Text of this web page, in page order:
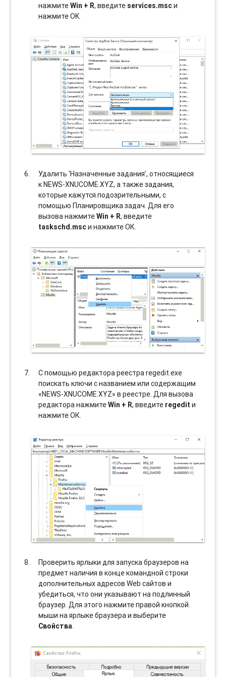
нажмитеWin + R, введите services.mscи
нажмите OK.
Удалить ‘Назначенные задания’, относящиеся
к NEWS-XNUCOME.XYZ, а также задания,
которые кажутся подозрительными, с
помощью Планировщика задач. Для его
вызова нажмитеWin + R, введите
taskschd.mscи нажмите ОК.
С помощью редактора реестра regedit.exe
поискать ключи с названием или содержащим
«NEWS-XNUCOME.XYZ» в реестре. Для вызова
редактора нажмитеWin + R, введите regedit и
нажмите ОК.
Проверить ярлыки для запуска браузеров на
предмет наличия в конце командной строки
дополнительных адресов Web сайтов и
убедиться, что они указывают на подлинный
браузер. Для этого нажмите правой кнопкой
мыши на ярлыке браузера и выберите
Свойства.